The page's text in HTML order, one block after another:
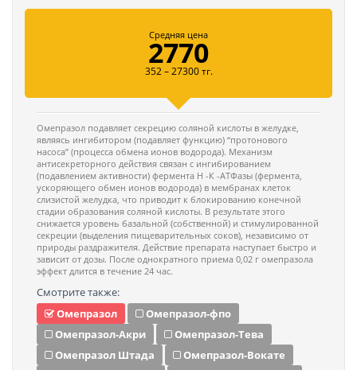
Средняя цена
2770
352 – 27300 тг.
Омепразол подавляет секрецию соляной кислоты в желудке,
являясь ингибитором (подавляет функцию) “протонового
насоса” (процесса обмена ионов водорода). Механизм
антисекреторного действия связан с ингибированием
(подавлением активности) фермента Н -К -АТФазы (фермента,
ускоряющего обмен ионов водорода) в мембранах клеток
слизистой желудка, что приводит к блокированию конечной
стадии образования соляной кислоты. В результате этого
снижается уровень базальной (собственной) и стимулированной
секреции (выделения пищеварительных соков), независимо от
природы раздражителя. Действие препарата наступает быстро и
зависит от дозы. После однократного приема 0,02 г омепразола
эффект длится в течение 24 час.
Смотрите также:
Омепразол
Омепразол-фпо
Омепразол-Акри
Омепразол-Тева
Омепразол Штада
Омепразол-Вокате